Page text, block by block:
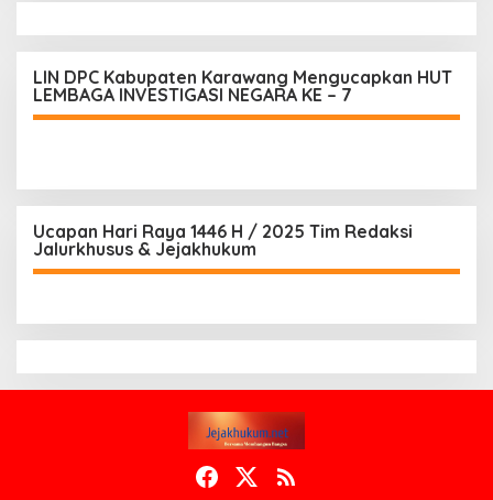
LIN DPC Kabupaten Karawang Mengucapkan HUT
LEMBAGA INVESTIGASI NEGARA KE – 7
Ucapan Hari Raya 1446 H / 2025 Tim Redaksi
Jalurkhusus & Jejakhukum